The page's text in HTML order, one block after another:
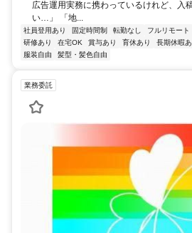
広告運用実務に携わっているけれど、入
い…」 「地...
社員登用あり 固定時間制 転勤なし フルリモート
研修あり
在宅OK 賞与あり 育休あり 長期休暇あ
服装自由
髪型・髪色自由
業務委託